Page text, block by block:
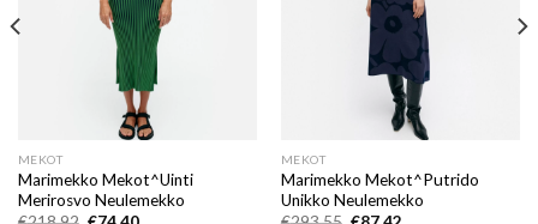
MEKOT
Marimekko Mekot^Uinti
Merirosvo Neulemekko
MEKOT
Marimekko Mekot^Putrido
Unikko Neulemekko